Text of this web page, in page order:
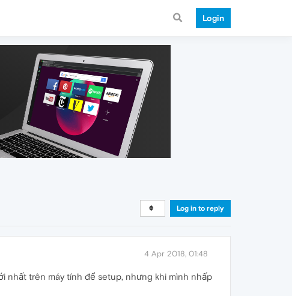
Login
Log in to reply
4 Apr 2018, 01:48
nhất trên máy tính để setup, nhưng khi mình nhấp